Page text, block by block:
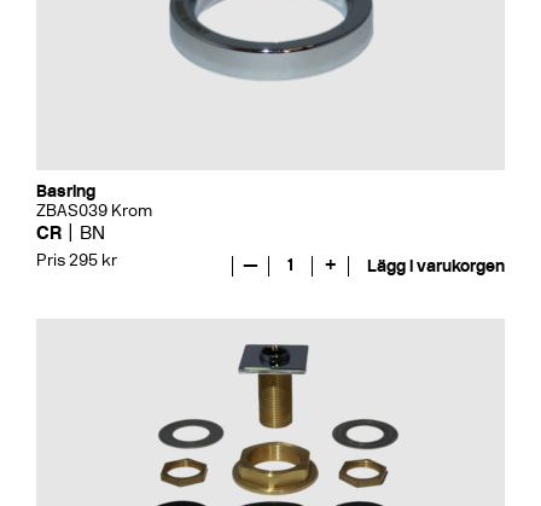
Basring
ZBAS039 Krom
CR BN
Pris 295 kr — 1 + Lägg i varukorgen